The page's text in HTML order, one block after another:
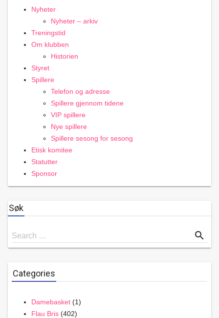
Nyheter
Nyheter – arkiv
Treningstid
Om klubben
Historien
Styret
Spillere
Telefon og adresse
Spillere gjennom tidene
VIP spillere
Nye spillere
Spillere sesong for sesong
Etisk komitee
Statutter
Sponsor
Søk
Search
for
Search … search
Categories
Damebasket (1)
Flau Bris (402)